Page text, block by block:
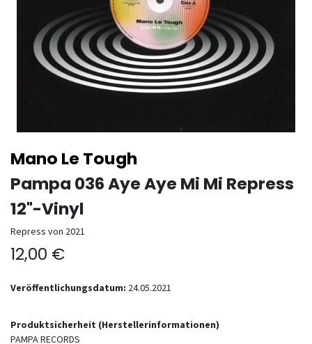
Mano Le Tough
Pampa 036 Aye Aye Mi Mi Repress
12"-Vinyl
Repress von 2021
12,00 €
Veröffentlichungsdatum: 24.05.2021
Produktsicherheit (Herstellerinformationen)
PAMPA RECORDS